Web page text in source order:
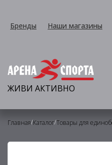
Бренды Наши магазины
ЖИВИ АКТИВНО
Главная/Каталог/Товары для